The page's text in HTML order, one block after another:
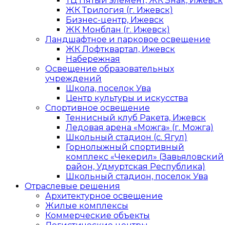
ЖК Трилогия (г. Ижевск)
Бизнес-центр, Ижевск
ЖК Монблан (г. Ижевск)
Ландшафтное и парковое освещение
ЖК Лофтквартал, Ижевск
Набережная
Освещение образовательных
учреждений
Школа, поселок Ува
Центр культуры и искусства
Спортивное освещение
Теннисный клуб Ракета, Ижевск
Ледовая арена «Можга» (г. Можга)
Школьный стадион (с. Ягул)
Горнолыжный спортивный
комплекс «Чекерил» (Завьяловский
район, Удмуртская Республика)
Школьный стадион, поселок Ува
Отраслевые решения
Архитектурное освещение
Жилые комплексы
Коммерческие объекты